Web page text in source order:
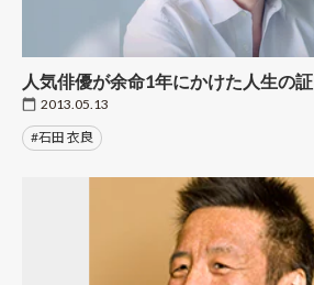
人気俳優が余命1年にかけた人生の証
2013.05.13
#石田 衣良